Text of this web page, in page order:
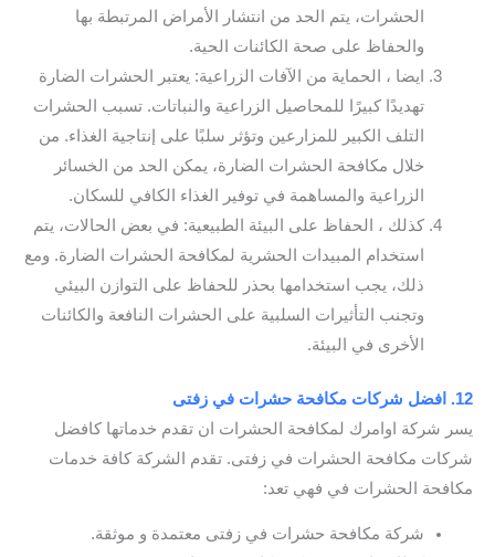
الحشرات، يتم الحد من انتشار الأمراض المرتبطة بها
والحفاظ على صحة الكائنات الحية.
ايضا ، الحماية من الآفات الزراعية: يعتبر الحشرات الضارة
تهديدًا كبيرًا للمحاصيل الزراعية والنباتات. تسبب الحشرات
التلف الكبير للمزارعين وتؤثر سلبًا على إنتاجية الغذاء. من
خلال مكافحة الحشرات الضارة، يمكن الحد من الخسائر
الزراعية والمساهمة في توفير الغذاء الكافي للسكان.
كذلك ، الحفاظ على البيئة الطبيعية: في بعض الحالات، يتم
استخدام المبيدات الحشرية لمكافحة الحشرات الضارة. ومع
ذلك، يجب استخدامها بحذر للحفاظ على التوازن البيئي
وتجنب التأثيرات السلبية على الحشرات النافعة والكائنات
الأخرى في البيئة.
12. افضل شركات مكافحة حشرات في زفتى
يسر شركة اوامرك لمكافحة الحشرات ان تقدم خدماتها كافضل
شركات مكافحة الحشرات في زفتى. تقدم الشركة كافة خدمات
مكافحة الحشرات في فهي تعد:
شركة مكافحة حشرات في زفتى معتمدة و موثقة.